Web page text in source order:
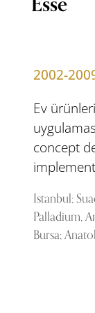
2002-
Ev
concept
Istanbul;
Palladium,
Bursa;